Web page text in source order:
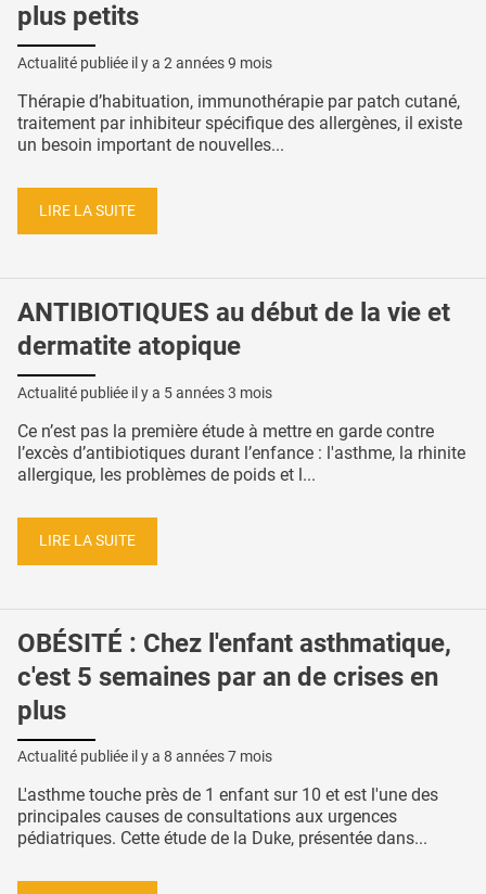
plus petits
Actualité publiée il y a 2 années 9 mois
Thérapie d’habituation, immunothérapie par patch cutané,
traitement par inhibiteur spécifique des allergènes, il existe
un besoin important de nouvelles...
LIRE LA SUITE
ANTIBIOTIQUES au début de la vie et
dermatite atopique
Actualité publiée il y a 5 années 3 mois
Ce n’est pas la première étude à mettre en garde contre
l’excès d’antibiotiques durant l’enfance : l'asthme, la rhinite
allergique, les problèmes de poids et l...
LIRE LA SUITE
OBÉSITÉ : Chez l'enfant asthmatique,
c'est 5 semaines par an de crises en
plus
Actualité publiée il y a 8 années 7 mois
L'asthme touche près de 1 enfant sur 10 et est l'une des
principales causes de consultations aux urgences
pédiatriques. Cette étude de la Duke, présentée dans...